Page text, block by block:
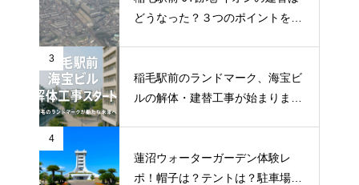
どうなった？３つのポイントを調
3
稲毛駅前のランドマーク、海宝ビ
ルの解体・建替工事が始まりまし
4
蓮沼ウォーターガーデン体験レ
ポ！帽子は？テントは？駐車場ま